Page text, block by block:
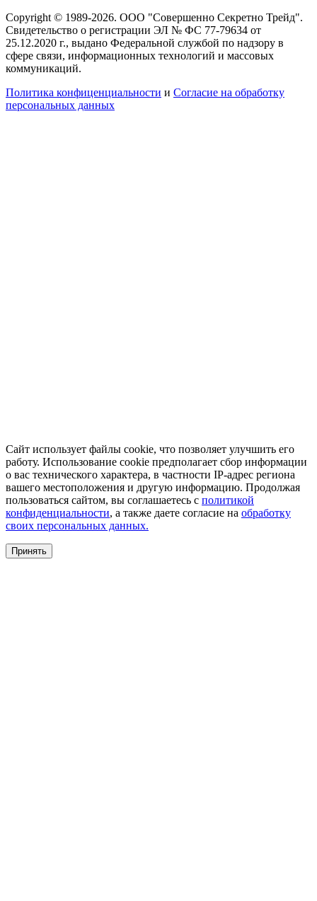
Copyright © 1989-2026. ООО "Совершенно Секретно Трейд".
Свидетельство о регистрации ЭЛ № ФС 77-79634 от
25.12.2020 г., выдано Федеральной службой по надзору в
сфере связи, информационных технологий и массовых
коммуникаций.
Политика конфиценциальности и Согласие на обработку
персональных данных
Сайт использует файлы cookie, что позволяет улучшить его
работу. Использование cookie предполагает сбор информации
о вас технического характера, в частности IP-адрес региона
вашего местоположения и другую информацию. Продолжая
пользоваться сайтом, вы соглашаетесь с политикой
конфиденциальности, а также даете согласие на обработку
своих персональных данных.
Принять